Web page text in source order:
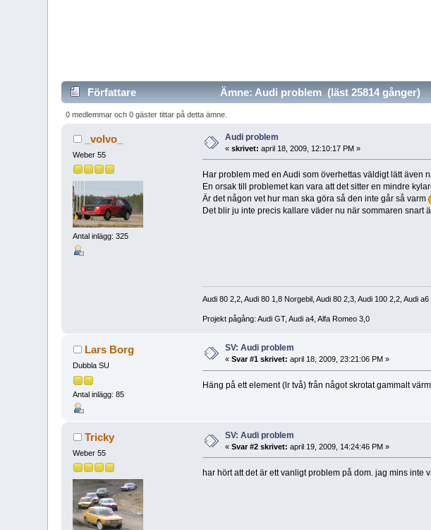
Författare Ämne: Audi problem (läst 25814 gånger)
0 medlemmar och 0 gäster tittar på detta ämne.
_volvo_
Weber 55
Antal inlägg: 325
Audi problem
«skrivet: april 18, 2009, 12:10:17 PM »
Har problem med en Audi som överhettas väldigt lätt även
En orsak till problemet kan vara att det sitter en mindre
Är det någon vet hur man ska göra så den inte går så varm
Det blir ju inte precis kallare väder nu när sommaren snart
Audi 80 2,2, Audi 80 1,8 Norgebil, Audi 80 2,3, Audi 100 2,2, Audi
Projekt pågång: Audi GT, Audi a4, Alfa Romeo 3,0
Lars Borg
Dubbla SU
Antal inlägg: 85
SV: Audi problem
«Svar #1 skrivet: april 18, 2009, 23:21:06 PM »
Häng på ett element (lr två) från något skrotat gammalt
Tricky
Weber 55
SV: Audi problem
«Svar #2 skrivet: april 19, 2009, 14:24:46 PM »
har hört att det är ett vanligt problem på dom. jag mins inte